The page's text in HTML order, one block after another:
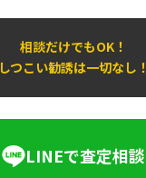
相談だけでもOK！
しつこい勧誘は一切なし！
LINEで査定相談